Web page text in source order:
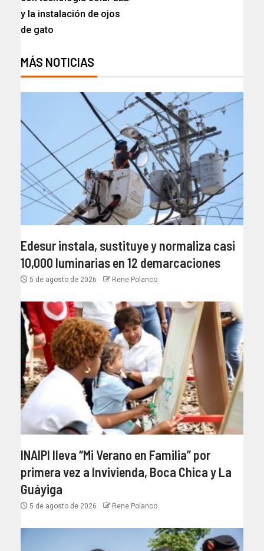
y la instalación de ojos
de gato
MÁS NOTICIAS
Edesur instala, sustituye y normaliza casi
10,000 luminarias en 12 demarcaciones
5 de agosto de 2026 Rene Polanco
INAIPI lleva “Mi Verano en Familia” por
primera vez a Invivienda, Boca Chica y La
Guáyiga
5 de agosto de 2026 Rene Polanco